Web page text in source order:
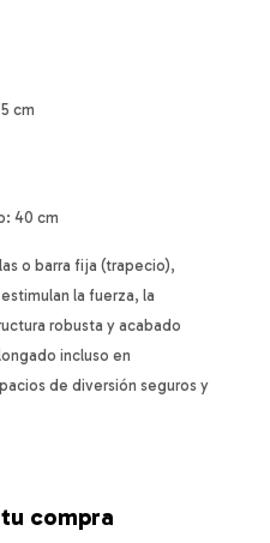
cm
40 cm
o barra fija (trapecio),
la fuerza, la
robusta y acabado
incluso en
de diversión seguros y
compra